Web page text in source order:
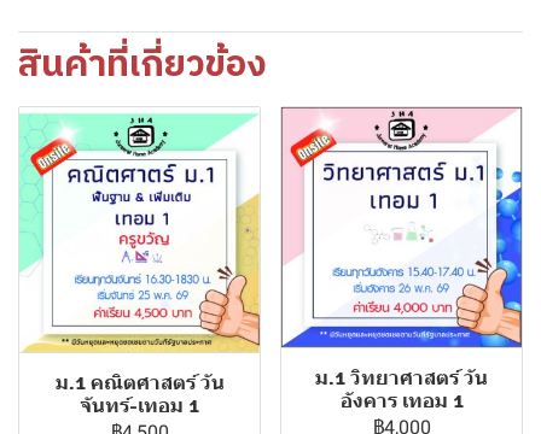
สินค้าที่เกี่ยวข้อง
ม.1 คณิตศาสตร์ วัน
จันทร์-เทอม 1
ม.1 วิทยาศาสตร์ วัน
อังคาร เทอม 1
฿4,000